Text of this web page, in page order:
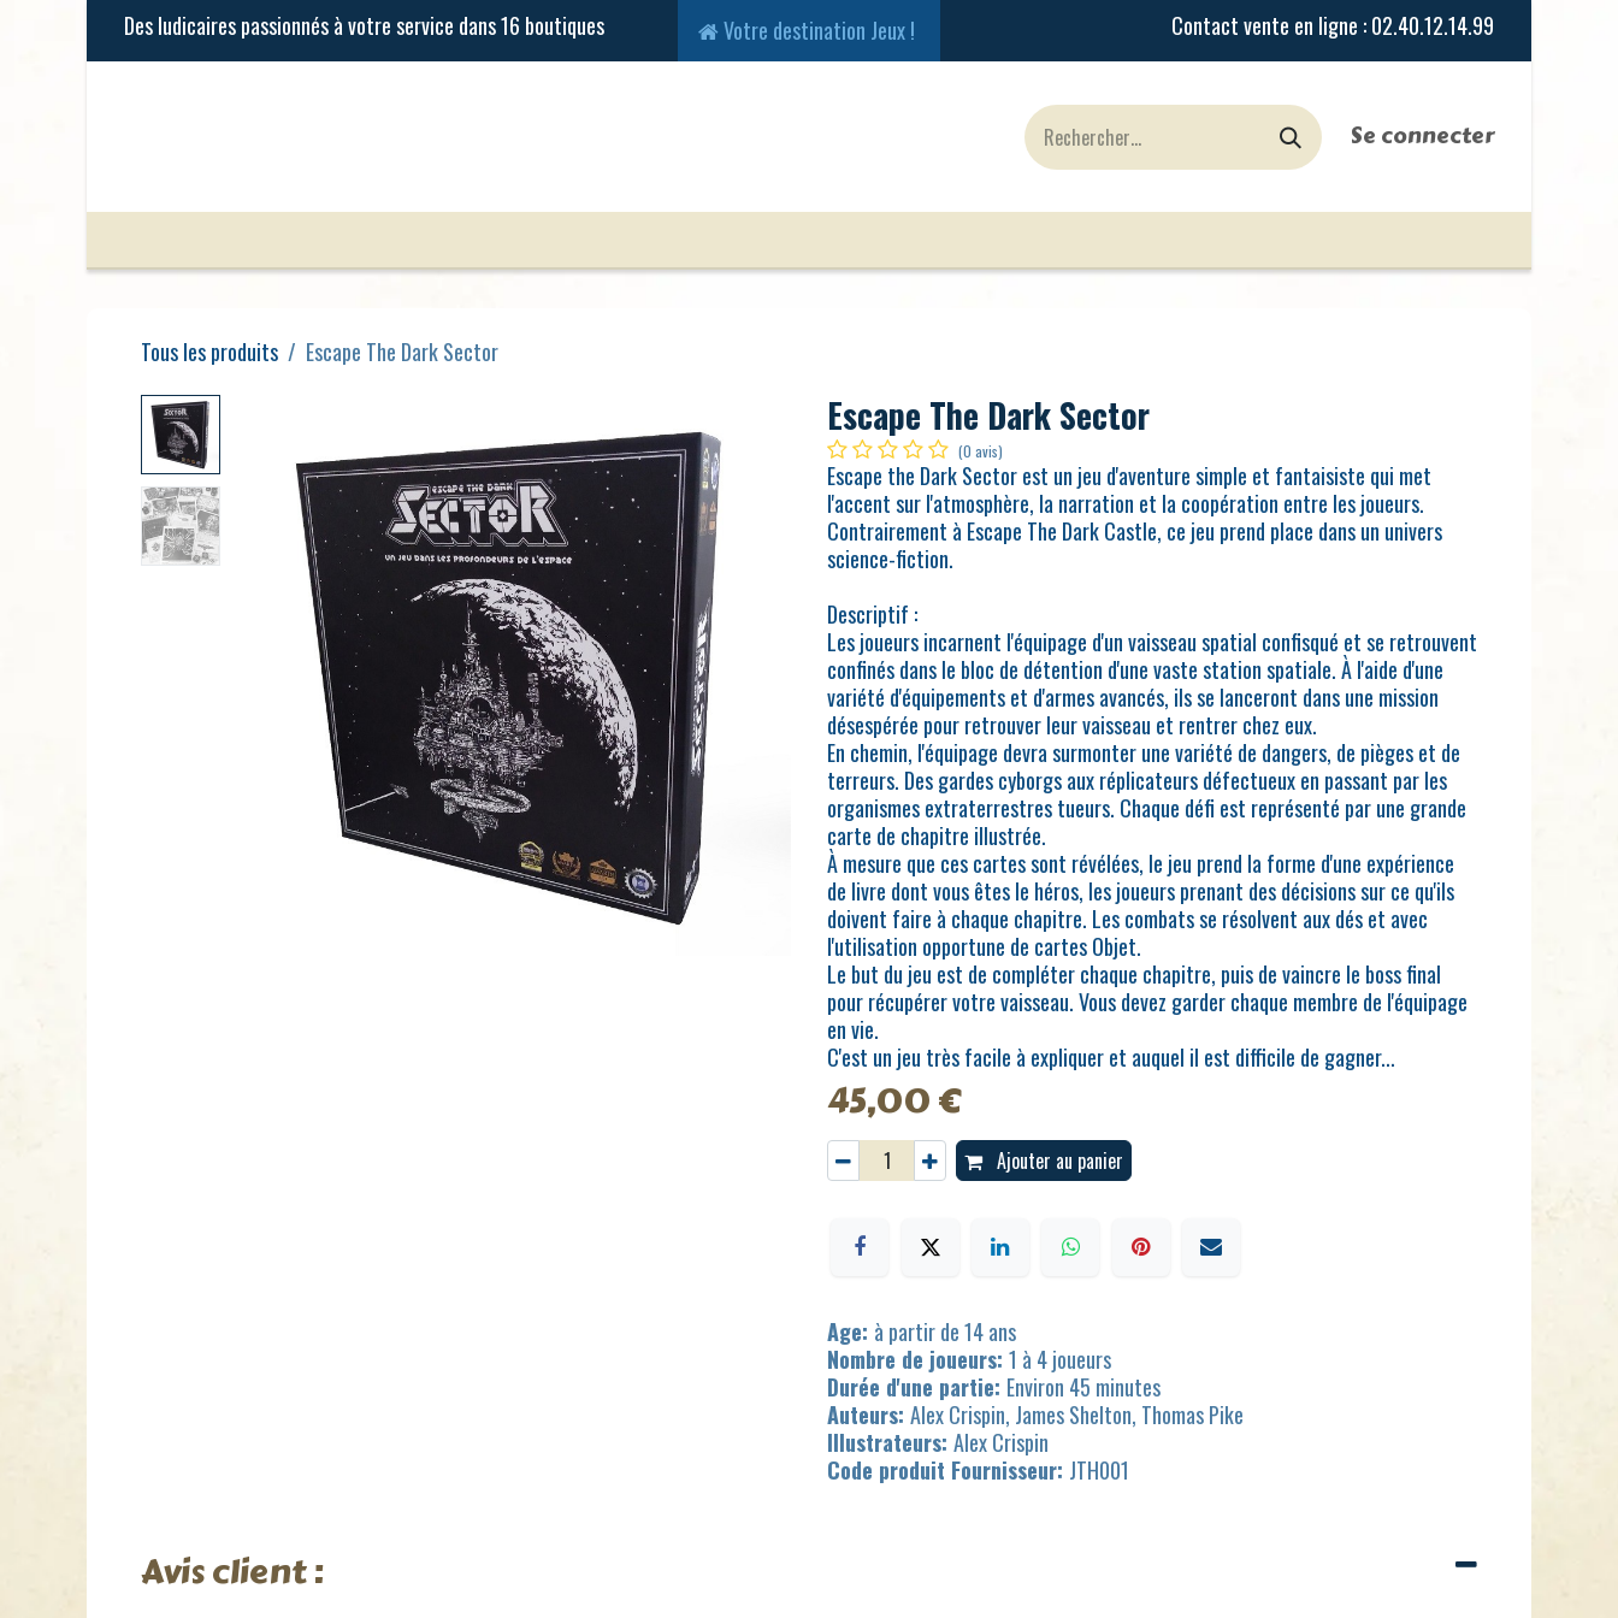
Se rendre au contenu
Votre destination Jeux !
Se connecter
Tous les produits Escape The Dark Sector
Escape The Dark Sector
(0 avis)
Escape the Dark Sector est un jeu d'aventure simple et fantaisiste qui met
l'accent sur l'atmosphère, la narration et la coopération entre les joueurs.
Contrairement à Escape The Dark Castle, ce jeu prend place dans un univers
science-fiction.
Descriptif :
Les joueurs incarnent l'équipage d'un vaisseau spatial confisqué et se retrouvent
confinés dans le bloc de détention d'une vaste station spatiale. À l'aide d'une
variété d'équipements et d'armes avancés, ils se lanceront dans une mission
désespérée pour retrouver leur vaisseau et rentrer chez eux.
En chemin, l'équipage devra surmonter une variété de dangers, de pièges et de
terreurs. Des gardes cyborgs aux réplicateurs défectueux en passant par les
organismes extraterrestres tueurs. Chaque défi est représenté par une grande
carte de chapitre illustrée.
À mesure que ces cartes sont révélées, le jeu prend la forme d'une expérience
de livre dont vous êtes le héros, les joueurs prenant des décisions sur ce qu'ils
doivent faire à chaque chapitre. Les combats se résolvent aux dés et avec
l'utilisation opportune de cartes Objet.
Le but du jeu est de compléter chaque chapitre, puis de vaincre le boss final
pour récupérer votre vaisseau. Vous devez garder chaque membre de l'équipage
en vie.
C'est un jeu très facile à expliquer et auquel il est difficile de gagner...
45,00€
Ajouter au panier
Age: à partir de 14 ans
Nombre de joueurs: 1 à 4 joueurs
Durée d'une partie: Environ 45 minutes
Auteurs: Alex Crispin, James Shelton, Thomas Pike
Illustrateurs: Alex Crispin
Code produit Fournisseur: JTH001
Avis client :